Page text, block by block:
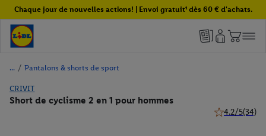
Chaque jour de nouvelles actions! | Envoi gratuit¹ dès 60 € d'achats.
/ Pantalons & shorts de sport
CRIVIT
Short de cyclisme 2 en 1 pour hommes
4.2/5(34)